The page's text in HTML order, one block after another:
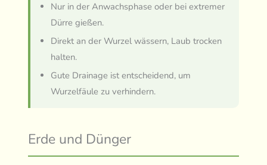
Nur in der Anwachsphase oder bei extremer
Dürre gießen.
Direkt an der Wurzel wässern, Laub trocken
halten.
Gute Drainage ist entscheidend, um
Wurzelfäule zu verhindern.
Erde und Dünger